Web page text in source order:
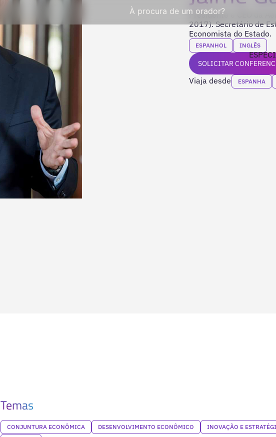
À procura de um orador?Presidente e CEO da
2017). Secretário de
Economista do Estado.
ESPANHOL INGLÊS
SOLICITAR
Viaja desde ESPANHA
Temas
CONJUNTURA ECONÔMICA DESENVOLVIMENTO ECONÔMICO INOVAÇÃO E